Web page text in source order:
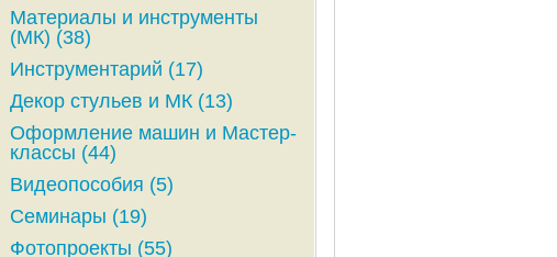
Материалы и инструменты
(МК) (38)
Инструментарий (17)
Декор стульев и МК (13)
Оформление машин и Мастер-
классы (44)
Видеопособия (5)
Семинары (19)
Фотопроекты (55)